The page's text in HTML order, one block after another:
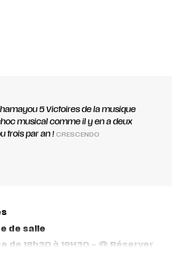
5 Victoires de la musique
musical comme il y en a deux
trois par an ! CRESCENDO
de salle
de 18h30 à 19H30 – @ Réserver